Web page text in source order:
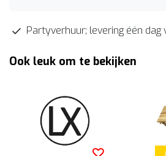
Partyverhuur; levering één dag
Ook leuk om te bekijken